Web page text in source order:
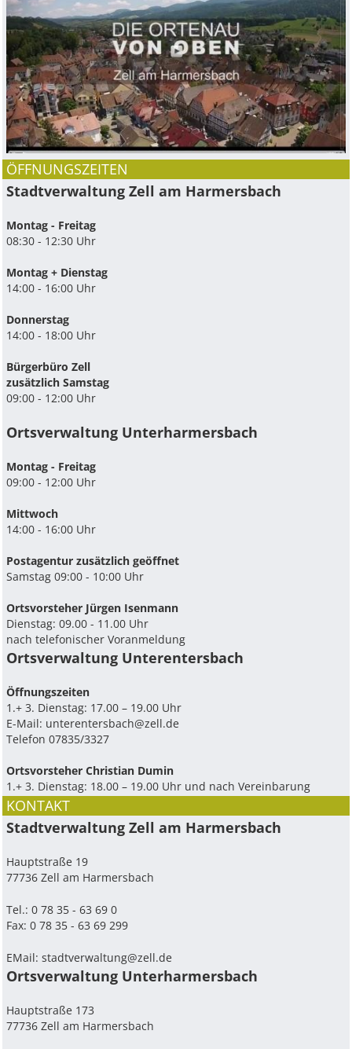
ÖFFNUNGSZEITEN
Stadtverwaltung Zell am Harmersbach
Montag - Freitag
08:30 - 12:30 Uhr
Montag + Dienstag
14:00 - 16:00 Uhr
Donnerstag
14:00 - 18:00 Uhr
Bürgerbüro Zell
zusätzlich Samstag
09:00 - 12:00 Uhr
Ortsverwaltung Unterharmersbach
Montag - Freitag
09:00 - 12:00 Uhr
Mittwoch
14:00 - 16:00 Uhr
Postagentur zusätzlich geöffnet
Samstag 09:00 - 10:00 Uhr
Ortsvorsteher Jürgen Isenmann
Dienstag: 09.00 - 11.00 Uhr
nach telefonischer Voranmeldung
Ortsverwaltung Unterentersbach
Ö­ffnungszeiten
1.+ 3. Dienstag: 17.00 – 19.00 Uhr
E-Mail: unterentersbach@zell.de
Telefon 07835/3327
Ortsvorsteher Christian Dumin
1.+ 3. Dienstag: 18.00 – 19.00 Uhr und nach Vereinbarung
KONTAKT
Stadtverwaltung Zell am Harmersbach
Hauptstraße 19
77736 Zell am Harmersbach
Tel.: 0 78 35 - 63 69 0
Fax: 0 78 35 - 63 69 299
EMail:stadtverwaltung@zell.de
Ortsverwaltung Unterharmersbach
Hauptstraße 173
77736 Zell am Harmersbach